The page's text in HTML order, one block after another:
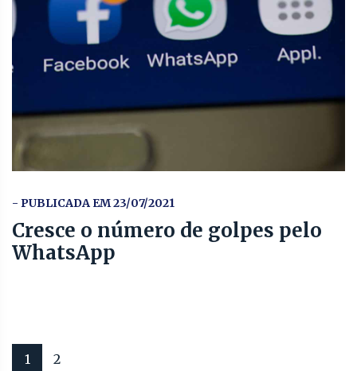
- PUBLICADA EM 23/07/2021
Cresce o número de golpes pelo
WhatsApp
1 2